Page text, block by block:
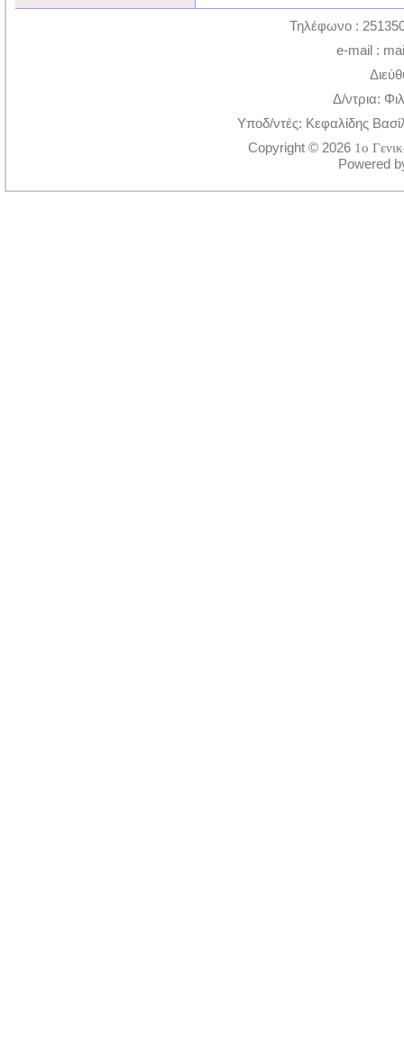
Τηλέφωνο :
e-mail :
Δ/ντρια:
Υποδ/ντές: Κεφαλίδης
Copyright © 2026 1ο
Powered